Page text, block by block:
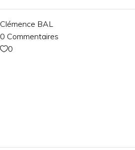
Clémence BAL
0 Commentaires
0